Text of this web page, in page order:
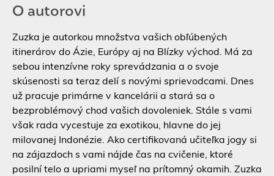
O autorovi
Zuzka je autorkou množstva vašich obľúbených
itinerárov do Ázie, Európy aj na Blízky východ. Má za
sebou intenzívne roky sprevádzania a o svoje
skúsenosti sa teraz delí s novými sprievodcami. Dnes
už pracuje primárne v kancelárii a stará sa o
bezproblémový chod vašich dovoleniek. Stále s vami
však rada vycestuje za exotikou, hlavne do jej
milovanej Indonézie. Ako certifikovaná učiteľka jogy si
na zájazdoch s vami nájde čas na cvičenie, ktoré
posilní telo a upriami myseľ na prítomný okamih. Zuzka